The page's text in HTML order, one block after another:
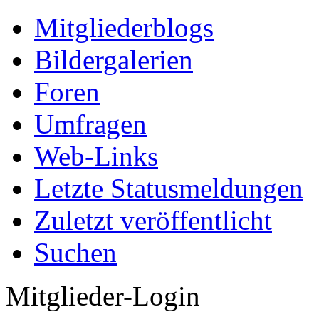
Mitgliederblogs
Bildergalerien
Foren
Umfragen
Web-Links
Letzte Statusmeldungen
Zuletzt veröffentlicht
Suchen
Mitglieder-Login